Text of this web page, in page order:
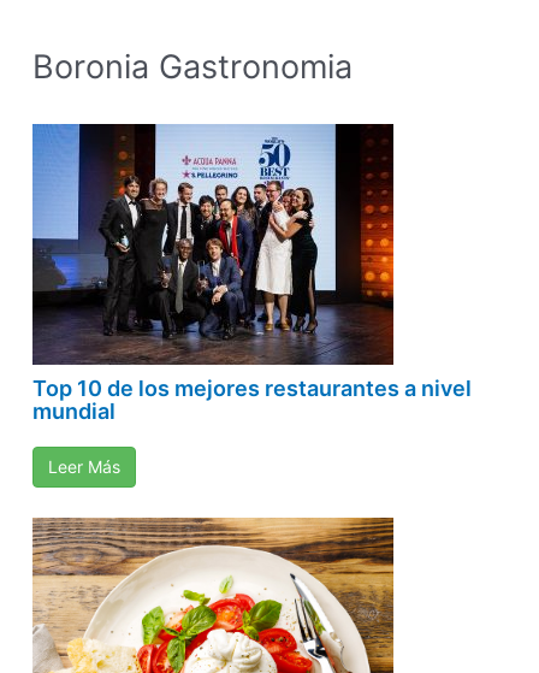
Boronia Gastronomia
Top 10 de los mejores restaurantes a nivel
mundial
Leer Más